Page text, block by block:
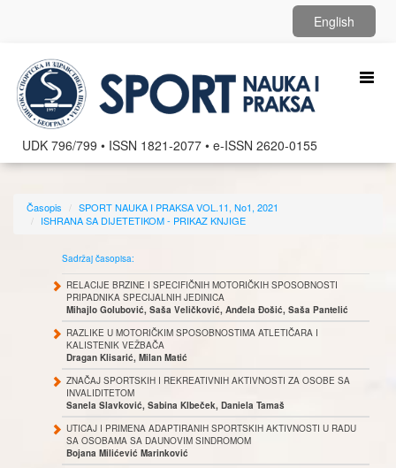
English
Toggle
UDK 796/799 • ISSN 1821-2077 • e-ISSN 2620-0155
Časopis
SPORT NAUKA I PRAKSA VOL.11, No1, 2021
ISHRANA SA DIJETETIKOM - PRIKAZ KNJIGE
Sadržaj časopisa:
RELACIJE BRZINE I SPECIFIČNIH MOTORIČKIH SPOSOBNOSTI
PRIPADNIKA SPECIJALNIH JEDINICA
Mihajlo Golubović, Saša Veličković, Anđela Đošić, Saša Pantelić
RAZLIKE U MOTORIČKIM SPOSOBNOSTIMA ATLETIČARA I
KALISTENIK VEŽBAČA
Dragan Klisarić, Milan Matić
ZNAČAJ SPORTSKIH I REKREATIVNIH AKTIVNOSTI ZA OSOBE SA
INVALIDITETOM
Sanela Slavković, Sabina Klbeček, Daniela Tamaš
UTICAJ I PRIMENA ADAPTIRANIH SPORTSKIH AKTIVNOSTI U RADU
SA OSOBAMA SA DAUNOVIM SINDROMOM
Bojana Milićević Marinković